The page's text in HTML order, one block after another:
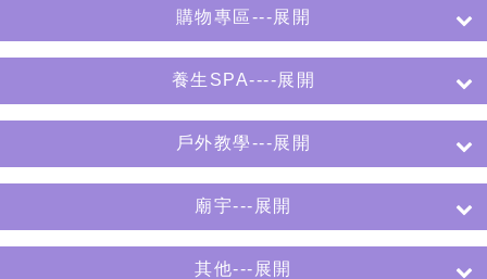
購物專區---展開
養生SPA----展開
戶外教學---展開
廟宇---展開
其他---展開